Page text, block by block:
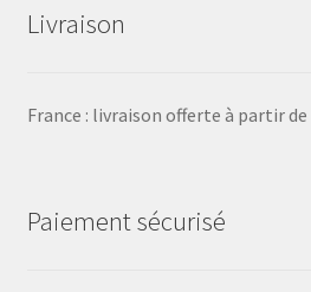
Livraison
France : livraison offerte à partir de
Paiement sécurisé